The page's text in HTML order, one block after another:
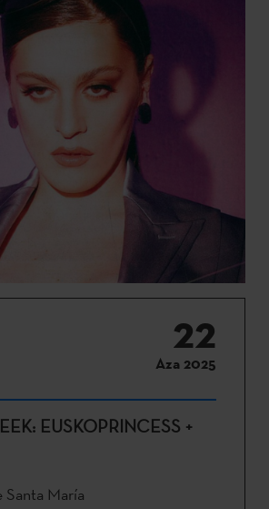
22
Aza 2025
EUSKOPRINCESS +
María